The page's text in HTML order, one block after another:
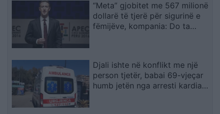
“Meta” gjobitet me 567 milionë
dollarë të tjerë për sigurinë e
fëmijëve, kompania: Do ta
Djali ishte në konflikt me një
person tjetër, babai 69-vjeçar
humb jetën nga arresti kardiak